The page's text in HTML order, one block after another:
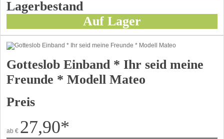
Lagerbestand
Auf Lager
Gotteslob Einband * Ihr seid meine
Freunde * Modell Mateo
Preis
ab € 27,90*